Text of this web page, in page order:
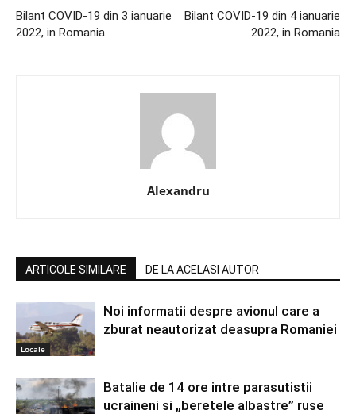
Bilant COVID-19 din 3 ianuarie
2022, in Romania
Bilant COVID-19 din 4 ianuarie
2022, in Romania
Alexandru
ARTICOLE SIMILARE DE LA ACELASI AUTOR
Locale
Noi informatii despre avionul care a
zburat neautorizat deasupra Romaniei
Batalie de 14 ore intre parasutistii
ucraineni si „beretele albastre” ruse